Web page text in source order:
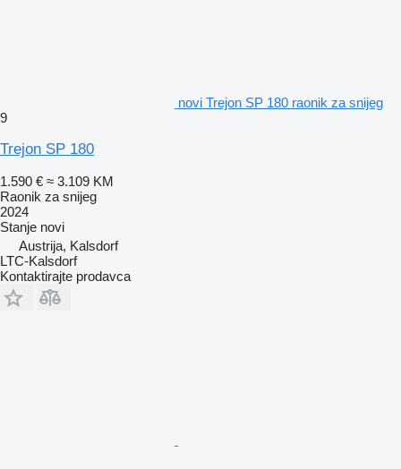
novi Trejon SP 180 raonik za snijeg
9
Trejon SP 180
1.590 € ≈ 3.109 KM
Raonik za snijeg
2024
Stanje novi
Austrija, Kalsdorf
LTC-Kalsdorf
Kontaktirajte prodavca